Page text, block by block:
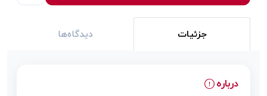
جزئیات دیدگاه‌ها
درباره